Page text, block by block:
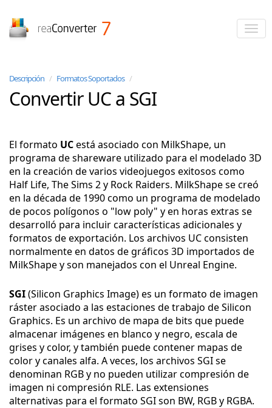
Descripción / Formatos Soportados /
Convertir UC a SGI
El formato UCestá asociado con MilkShape, un
programa de shareware utilizado para el modelado 3D
en la creación de varios videojuegos exitosos como
Half Life, The Sims 2 y Rock Raiders. MilkShape se creó
en la década de 1990 como un programa de modelado
de pocos polígonos o "low poly" y en horas extras se
desarrolló para incluir características adicionales y
formatos de exportación. Los archivos UC consisten
normalmente en datos de gráficos 3D importados de
MilkShape y son manejados con el Unreal Engine.
SGI(Silicon Graphics Image) es un formato de imagen
ráster asociado a las estaciones de trabajo de Silicon
Graphics. Es un archivo de mapa de bits que puede
almacenar imágenes en blanco y negro, escala de
grises y color, y también puede contener mapas de
color y canales alfa. A veces, los archivos SGI se
denominan RGB y no pueden utilizar compresión de
imagen ni compresión RLE. Las extensiones
alternativas para el formato SGI son BW, RGB y RGBA.